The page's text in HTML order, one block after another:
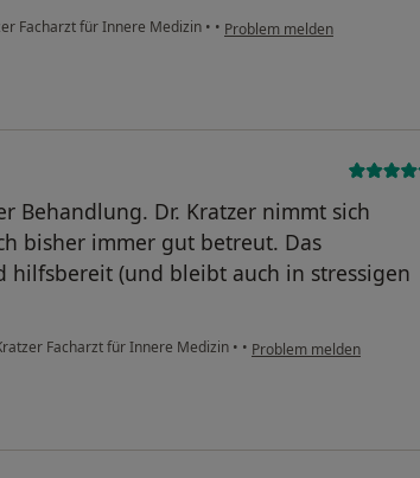
Facharzt für Innere Medizin • • Problem melden
Behandlung. Dr. Kratzer nimmt sich
bisher immer gut betreut. Das
hilfsbereit (und bleibt auch in stressigen
Facharzt für Innere Medizin • • Problem melden